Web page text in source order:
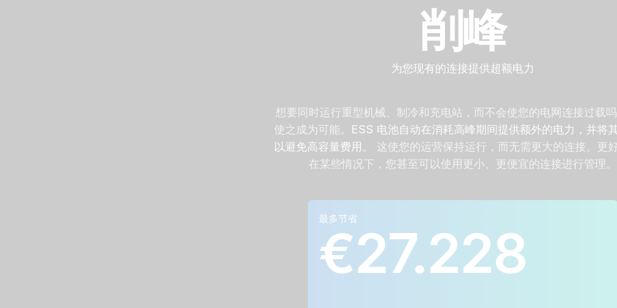
削峰
为您现有的连接提供超额电力
想要同时运行重型机械、制冷和充电站，而不会使您的电网连接过载
使之成为可能。
ESS 电池自动在消耗高峰期间提供额外的电力，并将
以避免高容量费用。
这使您的运营保持运行，而无需更大的连接。更
在某些情况下，您甚至可以使用更小、更便宜的连接进行管理。
最多节省
€27.228
计算示例
电网连接以安培为
单位 ⓘ
平均年度节省 ⓘ 十年来的平均节省
ⓘ